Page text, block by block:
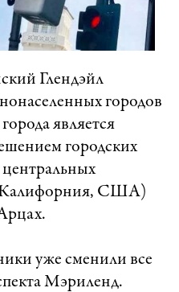
Глендэйл
городов
является
городских
центральных
(Калифорния, США)
уже сменили все
Мэриленд.